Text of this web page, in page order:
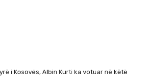
i Kosovës, Albin Kurti ka votuar në këtë